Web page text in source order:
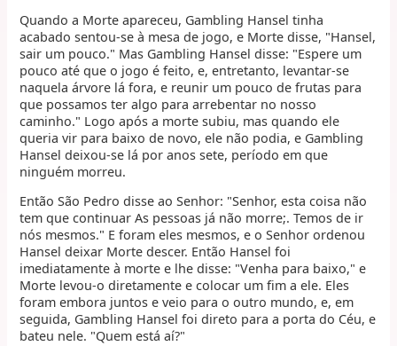
Quando a Morte apareceu, Gambling Hansel tinha
acabado sentou-se à mesa de jogo, e Morte disse, "Hansel,
sair um pouco." Mas Gambling Hansel disse: "Espere um
pouco até que o jogo é feito, e, entretanto, levantar-se
naquela árvore lá fora, e reunir um pouco de frutas para
que possamos ter algo para arrebentar no nosso
caminho." Logo após a morte subiu, mas quando ele
queria vir para baixo de novo, ele não podia, e Gambling
Hansel deixou-se lá por anos sete, período em que
ninguém morreu.
Então São Pedro disse ao Senhor: "Senhor, esta coisa não
tem que continuar As pessoas já não morre;. Temos de ir
nós mesmos." E foram eles mesmos, e o Senhor ordenou
Hansel deixar Morte descer. Então Hansel foi
imediatamente à morte e lhe disse: "Venha para baixo," e
Morte levou-o diretamente e colocar um fim a ele. Eles
foram embora juntos e veio para o outro mundo, e, em
seguida, Gambling Hansel foi direto para a porta do Céu, e
bateu nele. "Quem está aí?"